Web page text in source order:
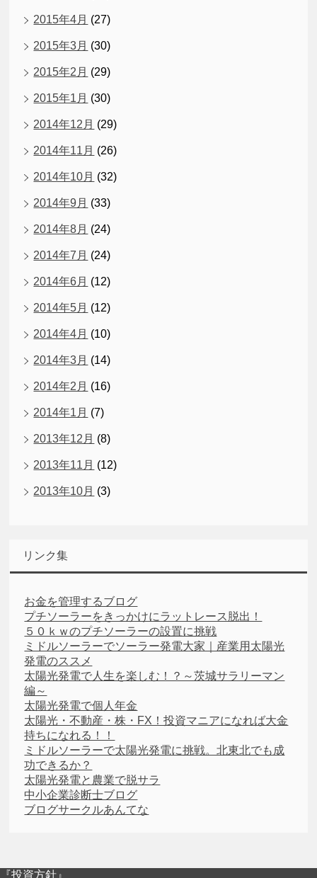
2015年4月 (27)
2015年3月 (30)
2015年2月 (29)
2015年1月 (30)
2014年12月 (29)
2014年11月 (26)
2014年10月 (32)
2014年9月 (33)
2014年8月 (24)
2014年7月 (24)
2014年6月 (12)
2014年5月 (12)
2014年4月 (10)
2014年3月 (14)
2014年2月 (16)
2014年1月 (7)
2013年12月 (8)
2013年11月 (12)
2013年10月 (3)
リンク集
お金を管理するブログ
プチソーラーをきっかけにラットレース脱出！
５０ｋｗのプチソーラーの設置に挑戦
ミドルソーラーでソーラー発電大家｜産業用太陽光
発電のススメ
太陽光発電で人生を楽しむ！？～茨城サラリーマン
編～
太陽光発電で個人年金
太陽光・不動産・株・FX！投資マニアになれば大金
持ちになれる！！
ミドルソーラーで太陽光発電に挑戦。北東北でも成
功できるか？
太陽光発電と農業で脱サラ
中小企業診断士ブログ
ブログサークルあんてな
『投資方針』